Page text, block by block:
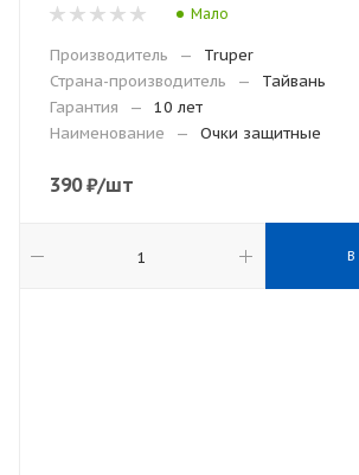
Мало
Производитель —
Truper
Страна-производитель
—
Тайвань
Гарантия
—
10 лет
Наименование
— Очки защитные
390₽/шт